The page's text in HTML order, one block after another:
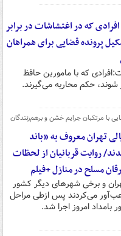
که در اغتشاشات در برابر
پرونده قضایی برای همراهان
که با مامورین حافظ
حکم محاربه می‌گیرند.
با مرتکبان جرایم خشن و برهم‌زنندگان
تهران معروف به «باند
روایت قربانیان از لحظات
مسلح در منازل +فیلم
تهران و برخی شهرهای دیگر کشور
می‌کردند پس ازطی مراحل
بامداد امروز اجرا شد.